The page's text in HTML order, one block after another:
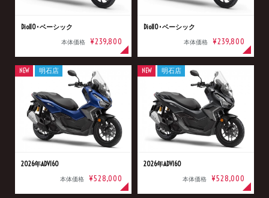
Dio110･ベーシック
本体価格 ¥239,800
Dio110･ベーシック
本体価格 ¥239,800
2026年ADV160
本体価格 ¥528,000
NEW 明石店
2026年ADV160
本体価格 ¥528,000
NEW 明石店